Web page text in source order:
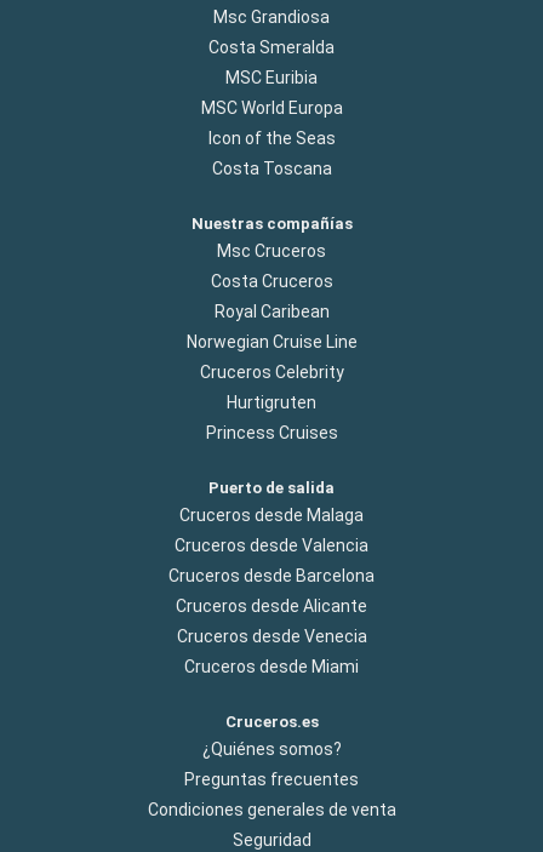
Msc Grandiosa
Costa Smeralda
MSC Euribia
MSC World Europa
Icon of the Seas
Costa Toscana
Nuestras compañías
Msc Cruceros
Costa Cruceros
Royal Caribean
Norwegian Cruise Line
Cruceros Celebrity
Hurtigruten
Princess Cruises
Puerto de salida
Cruceros desde Malaga
Cruceros desde Valencia
Cruceros desde Barcelona
Cruceros desde Alicante
Cruceros desde Venecia
Cruceros desde Miami
Cruceros.es
¿Quiénes somos?
Preguntas frecuentes
Condiciones generales de venta
Seguridad